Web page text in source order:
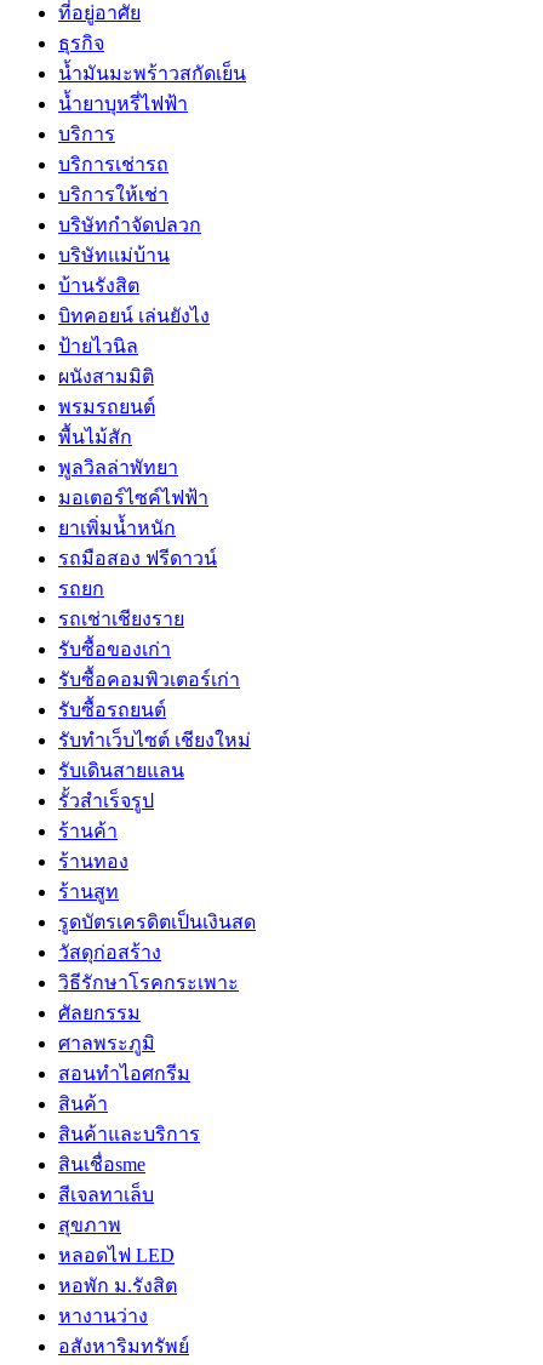
ที่อยู่อาศัย
ธุรกิจ
น้ำมันมะพร้าวสกัดเย็น
น้ำยาบุหรี่ไฟฟ้า
บริการ
บริการเช่ารถ
บริการให้เช่า
บริษัทกำจัดปลวก
บริษัทแม่บ้าน
บ้านรังสิต
บิทคอยน์ เล่นยังไง
ป้ายไวนิล
ผนังสามมิติ
พรมรถยนต์
พื้นไม้สัก
พูลวิลล่าพัทยา
มอเตอร์ไซค์ไฟฟ้า
ยาเพิ่มน้ำหนัก
รถมือสอง ฟรีดาวน์
รถยก
รถเช่าเชียงราย
รับซื้อของเก่า
รับซื้อคอมพิวเตอร์เก่า
รับซื้อรถยนต์
รับทำเว็บไซต์ เชียงใหม่
รับเดินสายแลน
รั้วสำเร็จรูป
ร้านค้า
ร้านทอง
ร้านสูท
รูดบัตรเครดิตเป็นเงินสด
วัสดุก่อสร้าง
วิธีรักษาโรคกระเพาะ
ศัลยกรรม
ศาลพระภูมิ
สอนทำไอศกรีม
สินค้า
สินค้าและบริการ
สินเชื่อsme
สีเจลทาเล็บ
สุขภาพ
หลอดไฟ LED
หอพัก ม.รังสิต
หางานว่าง
อสังหาริมทรัพย์